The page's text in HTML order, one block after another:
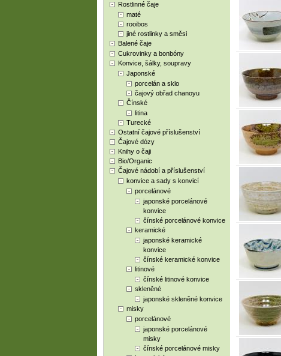
Rostlinné čaje
maté
rooibos
jiné rostlinky a směsi
Balené čaje
Cukrovinky a bonbóny
Konvice, šálky, soupravy
Japonské
porcelán a sklo
čajový obřad chanoyu
Čínské
litina
Turecké
Ostatní čajové příslušenství
Čajové dózy
Knihy o čaji
Bio/Organic
Čajové nádobí a příslušenství
konvice a sady s konvicí
porcelánové
japonské porcelánové
konvice
čínské porcelánové konvice
keramické
japonské keramické
konvice
čínské keramické konvice
litinové
čínské litinové konvice
skleněné
japonské skleněné konvice
misky
porcelánové
japonské porcelánové
misky
čínské porcelánové misky